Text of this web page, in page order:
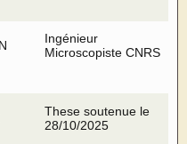
Ingénieur
Microscopiste CNRS
These soutenue le
28/10/2025